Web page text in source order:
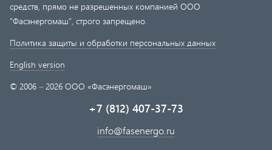
средств, прямо не разрешенных компанией ООО
"Фасэнергомаш", строго запрещено.
Политика защиты и обработки персональных данных
English version
© 2006 – 2026 ООО «Фасэнергомаш»
+7 (812) 407-37-73
info@fasenergo.ru